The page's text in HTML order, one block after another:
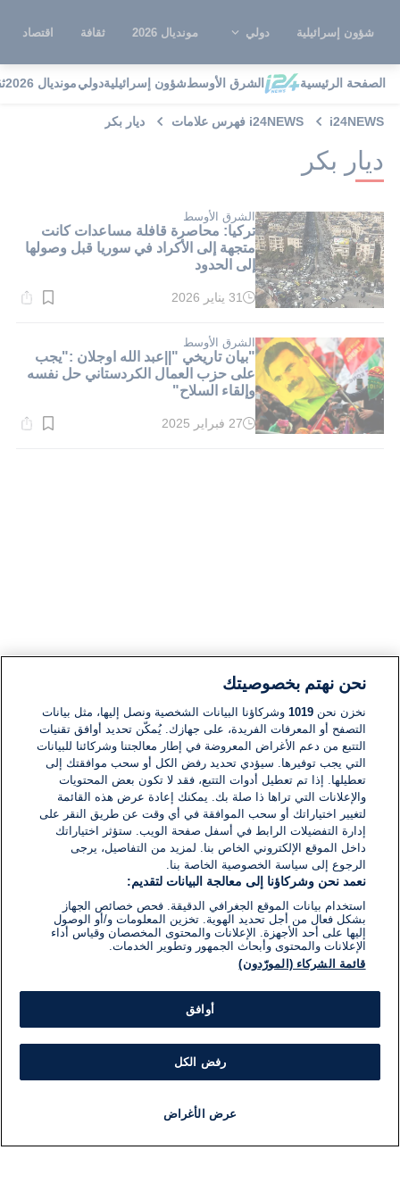
شؤون إسرائيلية دولي مونديال 2026 ثقافة اقتصاد
الصفحة الرئيسية الشرق الأوسطشؤون إسرائيليةدوليمونديال 2026
i24NEWS i24NEWS فهرس علامات ديار بكر
ديار بكر
الشرق الأوسط
تركيا: محاصرة قافلة مساعدات كانت
متجهة إلى الأكراد في سوريا قبل وصولها
إلى الحدود
وقت
دقيقة.
31 يناير 2026
الشرق الأوسط
"بيان تاريخي "||عبد الله اوجلان :"يجب
على حزب العمال الكردستاني حل نفسه
وإلقاء السلاح"
وقت
27 فبراير 2025
نحن نهتم بخصوصيتك
نخزن نحن1019 وشركاؤنا البيانات الشخصية ونصل إليها، مثل بيانات
التصفح أو المعرفات الفريدة، على جهازك. يُمكّن تحديد أوافق تقنيات
التتبع من دعم الأغراض المعروضة في إطار معالجتنا وشركائنا للبيانات
التي يجب توفيرها. سيؤدي تحديد رفض الكل أو سحب موافقتك إلى
تعطيلها. إذا تم تعطيل أدوات التتبع، فقد لا تكون بعض المحتويات
والإعلانات التي تراها ذا صلة بك. يمكنك إعادة عرض هذه القائمة
لتغيير اختياراتك أو سحب الموافقة في أي وقت عن طريق النقر على
إدارة التفضيلات الرابط في أسفل صفحة الويب. ستؤثر اختياراتك
داخل الموقع الإلكتروني الخاص بنا. لمزيد من التفاصيل، يرجى
الرجوع إلى سياسة الخصوصية الخاصة بنا.
نعمد نحن وشركاؤنا إلى معالجة البيانات لتقديم:
استخدام بيانات الموقع الجغرافي الدقيقة. فحص خصائص الجهاز
بشكل فعال من أجل تحديد الهوية. تخزين المعلومات و/أو الوصول
إليها على أحد الأجهزة. الإعلانات والمحتوى المخصصان وقياس أداء
الإعلانات والمحتوى وأبحاث الجمهور وتطوير الخدمات.
قائمة الشركاء (المورّدون)
أوافق
رفض الكل
عرض الأغراض